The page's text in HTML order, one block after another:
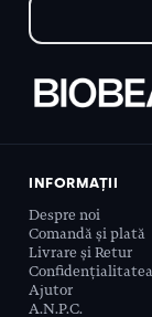
INFORMAȚII
Despre noi
Comandă și plată
Livrare și Retur
Ajutor
A.N.P.C.